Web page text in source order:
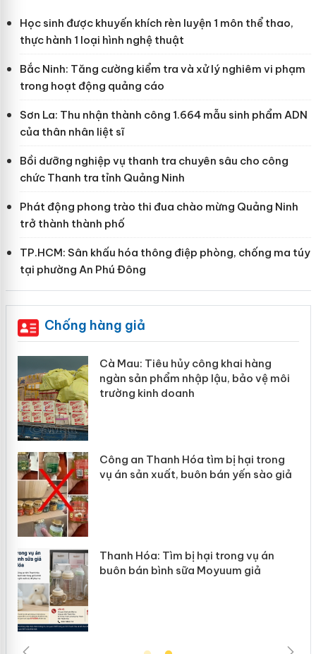
Học sinh được khuyến khích rèn luyện 1 môn thể thao,
thực hành 1 loại hình nghệ thuật
Bắc Ninh: Tăng cường kiểm tra và xử lý nghiêm vi phạm
trong hoạt động quảng cáo
Sơn La: Thu nhận thành công 1.664 mẫu sinh phẩm ADN
của thân nhân liệt sĩ
Bồi dưỡng nghiệp vụ thanh tra chuyên sâu cho công
chức Thanh tra tỉnh Quảng Ninh
Phát động phong trào thi đua chào mừng Quảng Ninh
trở thành thành phố
TP.HCM: Sân khấu hóa thông điệp phòng, chống ma túy
tại phường An Phú Đông
Chống hàng giả
Cà Mau: Tiêu hủy công khai hàng
ngàn sản phẩm nhập lậu, bảo vệ môi
trường kinh doanh
Công an Thanh Hóa tìm bị hại trong
vụ án sản xuất, buôn bán yến sào giả
Thanh Hóa: Tìm bị hại trong vụ án
buôn bán bình sữa Moyuum giả